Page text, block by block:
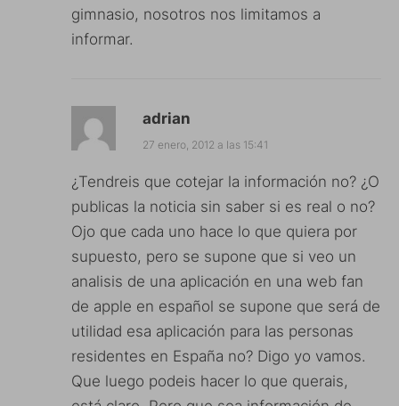
gimnasio, nosotros nos limitamos a
informar.
adrian
27 enero, 2012 a las 15:41
¿Tendreis que cotejar la información no? ¿O
publicas la noticia sin saber si es real o no?
Ojo que cada uno hace lo que quiera por
supuesto, pero se supone que si veo un
analisis de una aplicación en una web fan
de apple en español se supone que será de
utilidad esa aplicación para las personas
residentes en España no? Digo yo vamos.
Que luego podeis hacer lo que querais,